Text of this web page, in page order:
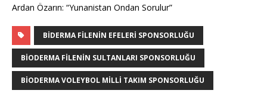
Ardan Özarın: “Yunanistan Ondan Sorulur”
BIDERMA FILENIN EFELERI SPONSORLUĞU
BIODERMA FILENIN SULTANLARI SPONSORLUĞU
BIODERMA VOLEYBOL MILLI TAKIM SPONSORLUĞU